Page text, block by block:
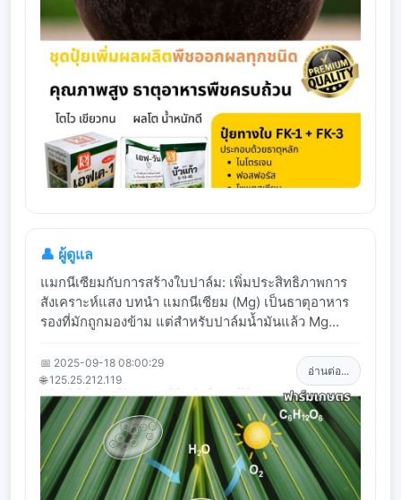
👤 ผู้ดูแล
แมกนีเซียมกับการสร้างใบปาล์ม: เพิ่มประสิทธิภาพการ
สังเคราะห์แสง บทนำ แมกนีเซียม (Mg) เป็นธาตุอาหาร
รองที่มักถูกมองข้าม แต่สำหรับปาล์มน้ำมันแล้ว Mg...
📅 2025-09-18 08:00:29
🌐 125.25.212.119
อ่านต่อ...